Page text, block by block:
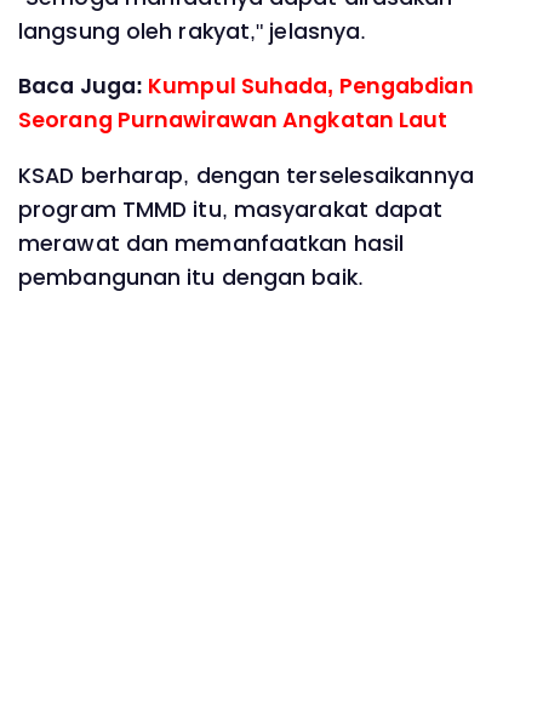
langsung oleh rakyat," jelasnya.
Baca Juga: Kumpul Suhada, Pengabdian
Seorang Purnawirawan Angkatan Laut
KSAD berharap, dengan terselesaikannya
program TMMD itu, masyarakat dapat
merawat dan memanfaatkan hasil
pembangunan itu dengan baik.